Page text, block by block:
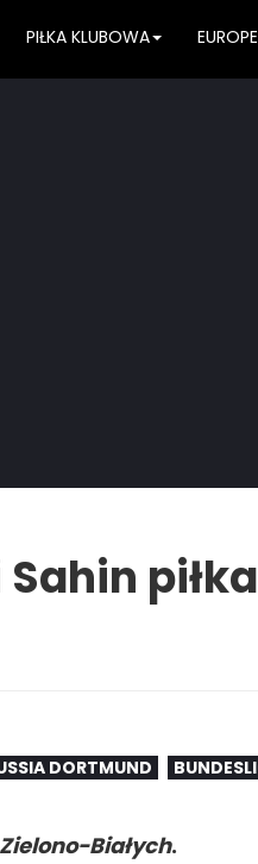
PIŁKA KLUBOWA
DORTMUND
Zielono-Białych.